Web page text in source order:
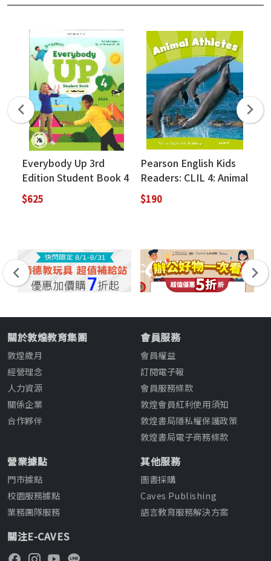
Everybody Up 3rd
Edition Student Book 4
(with QR Code and
Online Practice)
$625
Pearson English Kids
Readers: CLIL 4: Animal
Athletes (American
English)
$190
關於敦煌教育集團
敦煌歲月
經營理念
人力資源
關係企業
合作夥伴
會員服務
會員權益
訂閱電子報
會員服務條款
敦煌會員紅利使用須知
敦煌書局隱私權保護政策
敦煌書局電子商務條款
營業據點
門市據點
校園服務據點
業務團隊服務
其他服務
圖書採購
Caves Publishing
語言教育服務解決方案
關注E-CAVES